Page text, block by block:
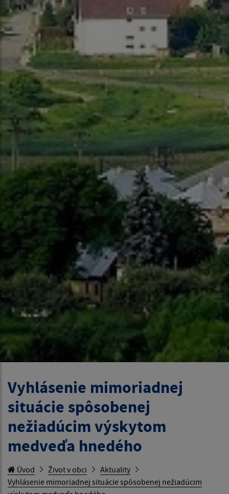
Vyhlásenie mimoriadnej
situácie spôsobenej
nežiadúcim výskytom
medveďa hnedého
Úvod Život v obci
Aktuality
Vyhlásenie mimoriadnej situácie spôsobenej nežiadúcim